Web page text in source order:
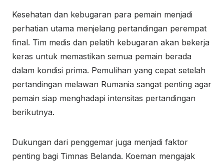
Kesehatan dan kebugaran para pemain menjadi
perhatian utama menjelang pertandingan perempat
final. Tim medis dan pelatih kebugaran akan bekerja
keras untuk memastikan semua pemain berada
dalam kondisi prima. Pemulihan yang cepat setelah
pertandingan melawan Rumania sangat penting agar
pemain siap menghadapi intensitas pertandingan
berikutnya.
Dukungan dari penggemar juga menjadi faktor
penting bagi Timnas Belanda. Koeman mengajak